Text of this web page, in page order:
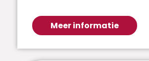
Meer informatie